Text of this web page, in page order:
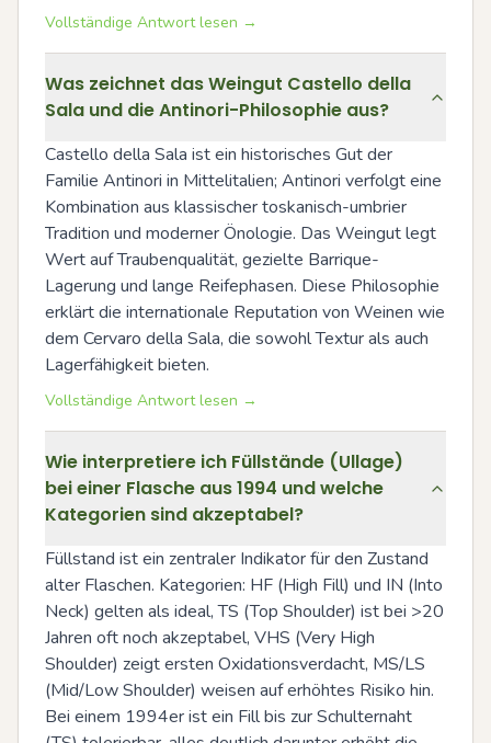
Vollständige Antwort lesen →
Was zeichnet das Weingut Castello della
Sala und die Antinori-Philosophie aus?
Castello della Sala ist ein historisches Gut der
Familie Antinori in Mittelitalien; Antinori verfolgt eine
Kombination aus klassischer toskanisch-umbrier
Tradition und moderner Önologie. Das Weingut legt
Wert auf Traubenqualität, gezielte Barrique-
Lagerung und lange Reifephasen. Diese Philosophie
erklärt die internationale Reputation von Weinen wie
dem Cervaro della Sala, die sowohl Textur als auch
Lagerfähigkeit bieten.
Vollständige Antwort lesen →
Wie interpretiere ich Füllstände (Ullage)
bei einer Flasche aus 1994 und welche
Kategorien sind akzeptabel?
Füllstand ist ein zentraler Indikator für den Zustand
alter Flaschen. Kategorien: HF (High Fill) und IN (Into
Neck) gelten als ideal, TS (Top Shoulder) ist bei >20
Jahren oft noch akzeptabel, VHS (Very High
Shoulder) zeigt ersten Oxidationsverdacht, MS/LS
(Mid/Low Shoulder) weisen auf erhöhtes Risiko hin.
Bei einem 1994er ist ein Fill bis zur Schulternaht